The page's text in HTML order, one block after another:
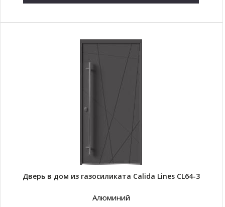
Дверь в дом из газосиликата Calida Lines CL64-3
Алюминий